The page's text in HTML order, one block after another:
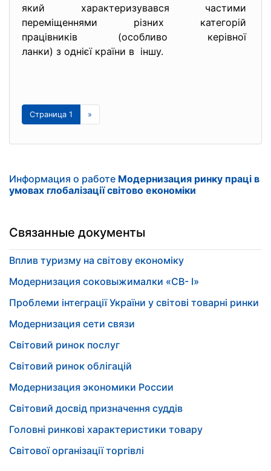
який характеризувався частими
переміщеннями різних категорій
працівників (особливо керівної
ланки) з однієї країни в іншу.
Страница 1 »
Информация о работе Модернизация ринку праці в
умовах глобалізації світово економіки
Связанные документы
Вплив туризму на світову економіку
Модернизация соковыжималки «СВ- I»
Проблеми інтеграції України у світові товарні ринки
Модернизация сети связи
Світовий ринок послуг
Світовий ринок облігацій
Модернизация экономики России
Світовий досвід призначення суддів
Головні ринкові характеристики товару
Світової організації торгівлі